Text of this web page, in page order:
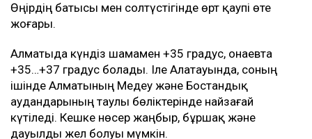
Өңірдің батысы мен солтүстігінде өрт қаупі өте
жоғары.
Алматыда күндіз шамамен +35 градус, Қонаевта
+35…+37 градус болады. Іле Алатауында, соның
ішінде Алматының Медеу және Бостандық
аудандарының таулы бөліктерінде найзағай
күтіледі. Кешке нөсер жаңбыр, бұршақ және
дауылды жел болуы мүмкін.